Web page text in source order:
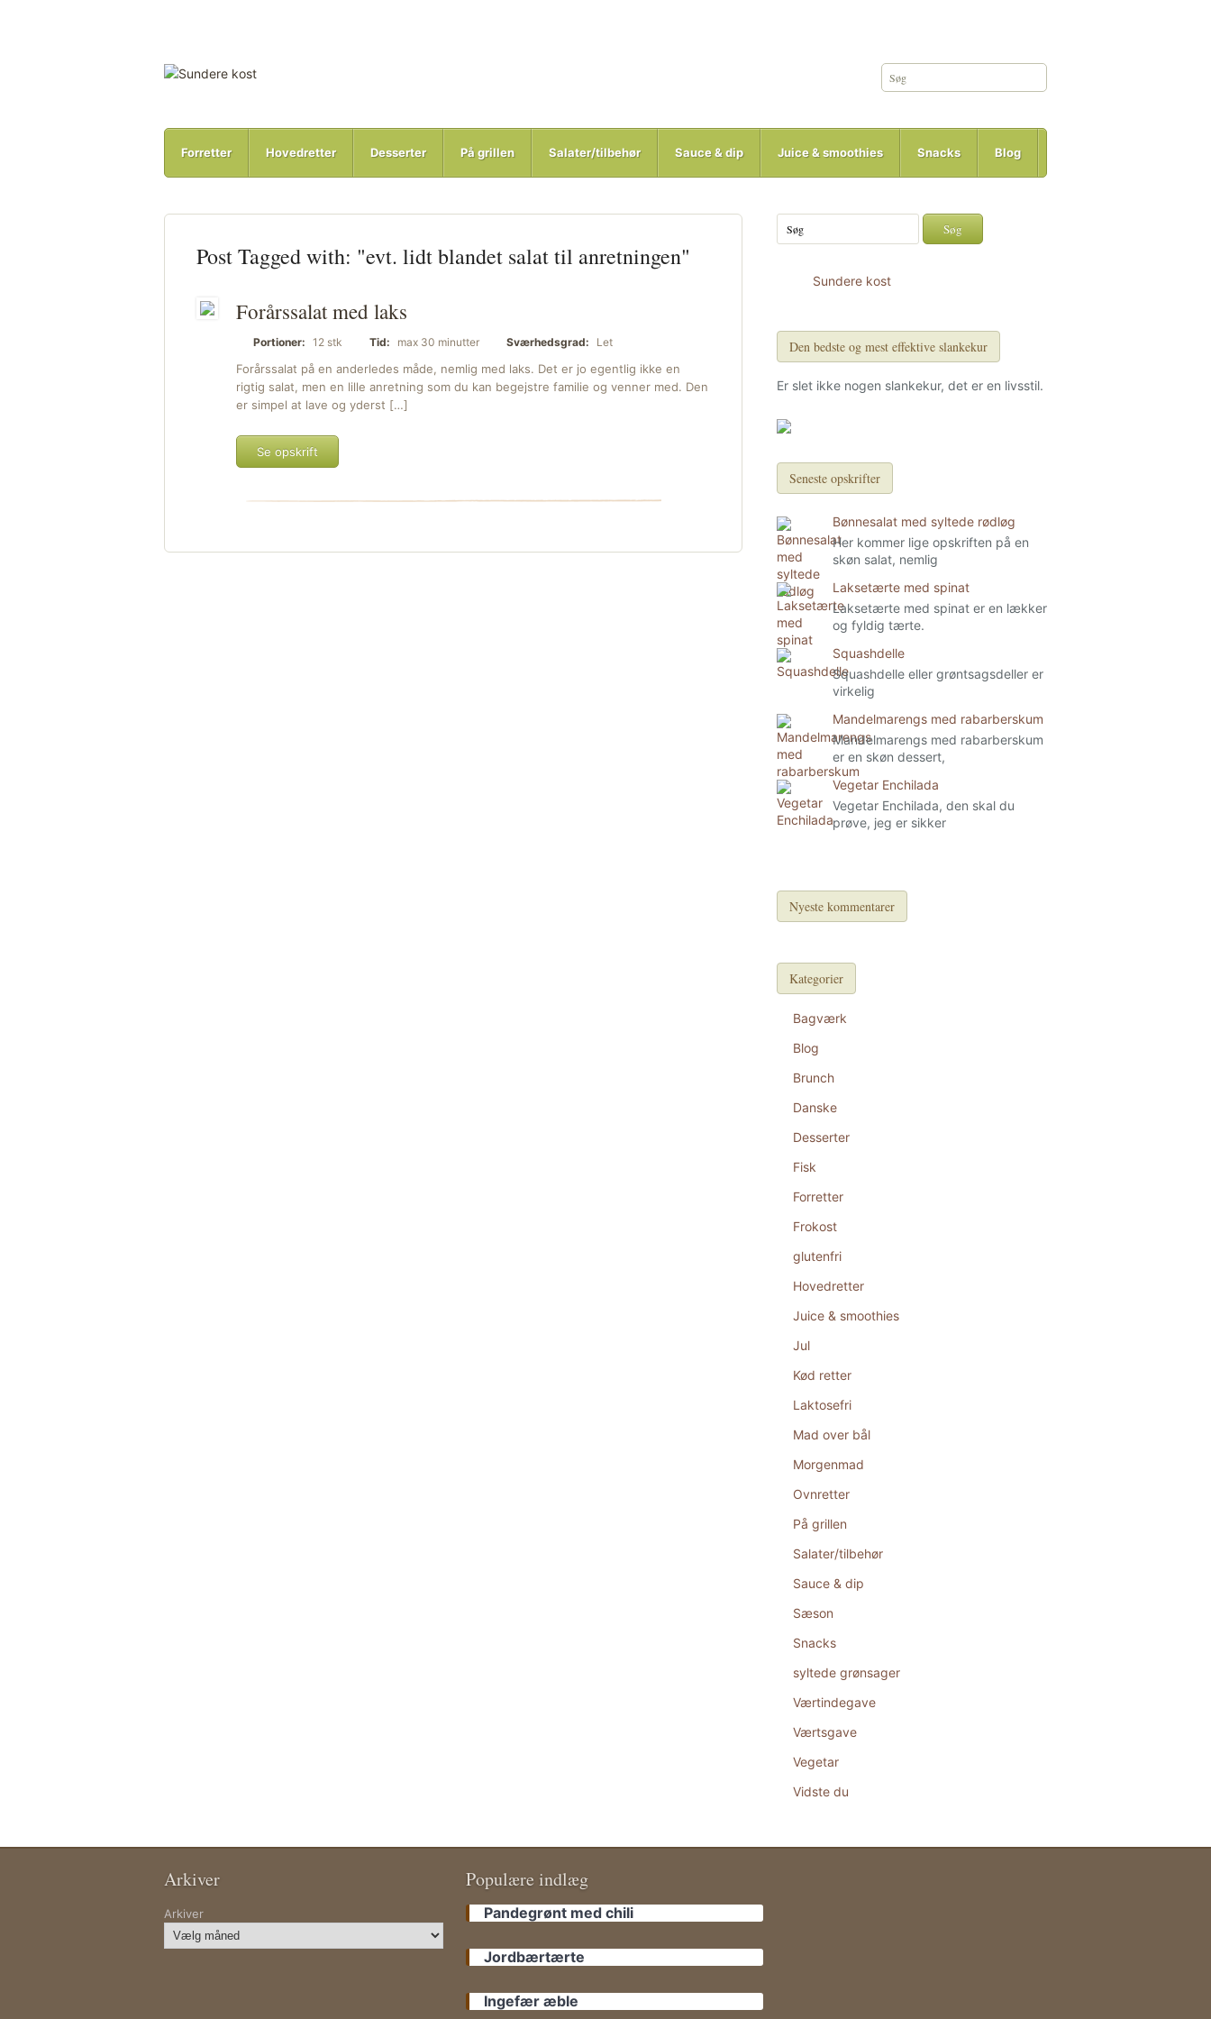
Forretter Hovedretter Desserter På grillen Salater/tilbehør Sauce & dip Juice & smoothies Snacks Blog
Post Tagged with: "evt. lidt blandet salat til anretningen"
Forårssalat med laks
Portioner: 12 stk Tid: max 30 minutter Sværhedsgrad: Let
Forårssalat på en anderledes måde, nemlig med laks. Det er jo egentlig ikke en
rigtig salat, men en lille anretning som du kan begejstre familie og venner med. Den
er simpel at lave og yderst […]
Se opskrift
Sundere kost
Den bedste og mest effektive slankekur
Er slet ikke nogen slankekur, det er en livsstil.
Seneste opskrifter
Bønnesalat med syltede rødløg
Her kommer lige opskriften på en
skøn salat, nemlig
Laksetærte med spinat
Laksetærte med spinat er en lækker
og fyldig tærte.
Squashdelle
Squashdelle eller grøntsagsdeller er
virkelig
Mandelmarengs med rabarberskum
Mandelmarengs med rabarberskum
er en skøn dessert,
Vegetar Enchilada
Vegetar Enchilada, den skal du
prøve, jeg er sikker
Nyeste kommentarer
Kategorier
Bagværk
Blog
Brunch
Danske
Desserter
Fisk
Forretter
Frokost
glutenfri
Hovedretter
Juice & smoothies
Jul
Kød retter
Laktosefri
Mad over bål
Morgenmad
Ovnretter
På grillen
Salater/tilbehør
Sauce & dip
Sæson
Snacks
syltede grønsager
Værtindegave
Værtsgave
Vegetar
Vidste du
Arkiver
Arkiver
Populære indlæg
Pandegrønt med chili
Jordbærtærte
Ingefær æble